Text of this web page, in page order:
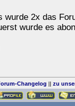
wurde 2x das
wurde es
Changelog || zu